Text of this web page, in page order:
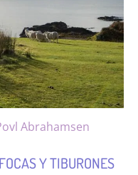
Abrahamsen
Y TIBURONES